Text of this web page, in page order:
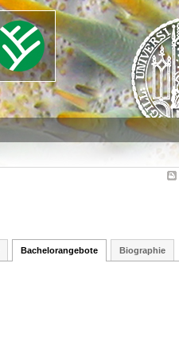
Bachelorangebote Biographie